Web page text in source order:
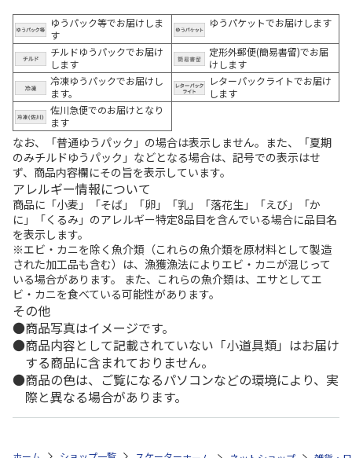
ゆうパック等でお届けしま
す
ゆうパケットでお届けします
チルドゆうパックでお届け
します
定形外郵便(簡易書留)でお届
けします
冷凍ゆうパックでお届けし
ます。
レターパックライトでお届け
します
佐川急便でのお届けとなり
ます
なお、「普通ゆうパック」の場合は表示しません。また、「夏期
のみチルドゆうパック」などとなる場合は、記号での表示はせ
ず、商品内容欄にその旨を表示しています。
アレルギー情報について
商品に「小麦」「そば」「卵」「乳」「落花生」「えび」「か
に」「くるみ」のアレルギー特定8品目を含んでいる場合に品目名
を表示します。
※エビ・カニを除く魚介類（これらの魚介類を原材料として製造
された加工品も含む）は、漁獲漁法によりエビ・カニが混じって
いる場合があります。 また、これらの魚介類は、エサとしてエ
ビ・カニを食べている可能性があります。
その他
商品写真はイメージです。
商品内容として記載されていない「小道具類」はお届け
する商品に含まれておりません。
商品の色は、ご覧になるパソコンなどの環境により、実
際と異なる場合があります。